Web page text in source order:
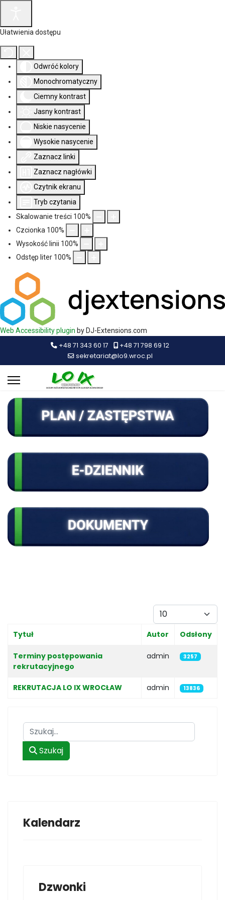
Ułatwienia dostępu
Odwróć kolory
Monochromatyczny
Ciemny kontrast
Jasny kontrast
Niskie nasycenie
Wysokie nasycenie
Zaznacz linki
Zaznacz nagłówki
Czytnik ekranu
Tryb czytania
Skalowanie treści 100%
Czcionka 100%
Wysokość linii 100%
Odstęp liter 100%
Web Accessibility plugin by DJ-Extensions.com
+48 71 343 60 17
+48 71 798 69 12
sekretariat@lo9.wroc.pl
Pokaż #
Tytuł Autor Odsłony
Terminy postępowania
rekrutacyjnego
admin 3257
REKRUTACJA LO IX WROCŁAW admin 13836
Szukaj
Szukaj
Kalendarz
Dzwonki